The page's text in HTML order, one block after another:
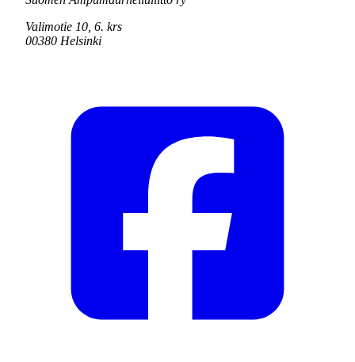
Valimotie 10, 6. krs
00380 Helsinki